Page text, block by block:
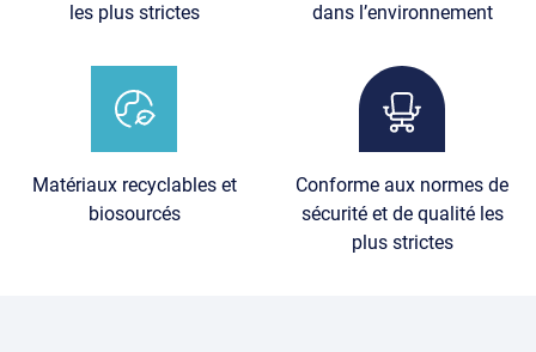
les plus strictes
dans l’environnement
Matériaux recyclables et
biosourcés
Conforme aux normes de
sécurité et de qualité les
plus strictes